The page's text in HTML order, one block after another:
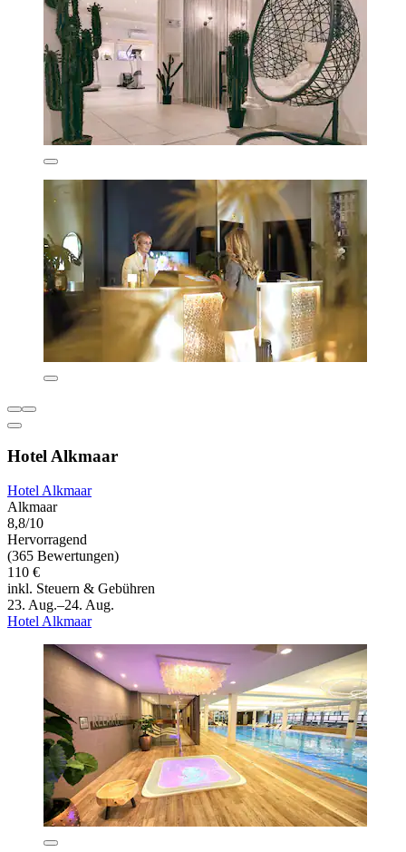
Hotel Alkmaar
Hotel Alkmaar
Alkmaar
8,8/10
Hervorragend
(365 Bewertungen)
110 €
inkl. Steuern & Gebühren
23. Aug.–24. Aug.
Hotel Alkmaar